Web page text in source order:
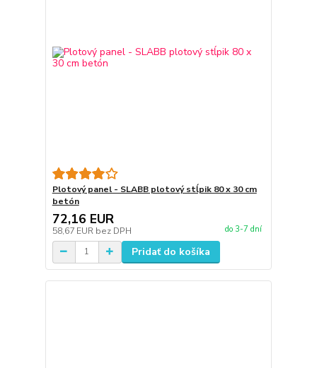
Plotový panel - SLABB plotový stĺpik 80 x 30 cm
betón
72,16 EUR
58,67 EUR bez DPH do 3-7 dní
Pridať do košíka